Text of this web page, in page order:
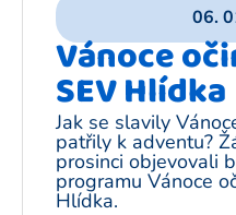
06.
Vánoce
SEV Hlídka
Jak se slavily
patřily k adventu?
prosinci objevovali
programu Vánoce
Hlídka.